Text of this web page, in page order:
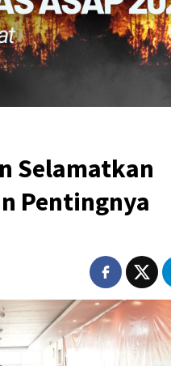
Selamatkan
Pentingnya